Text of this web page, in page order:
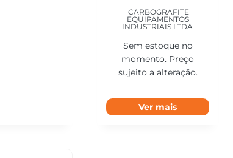
CARBOGRAFITE
EQUIPAMENTOS
INDUSTRIAIS LTDA
Sem estoque no
momento. Preço
sujeito a alteração.
Ver mais